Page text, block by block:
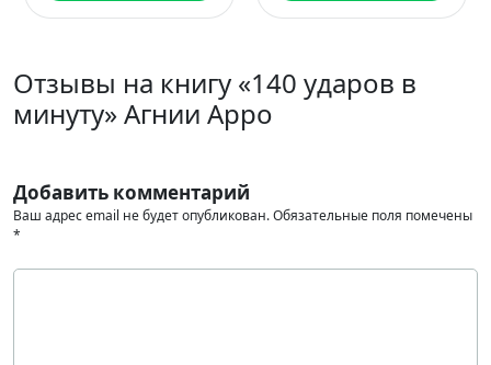
Отзывы на книгу «140 ударов в
минуту» Агнии Арро
Добавить комментарий
Ваш адрес email не будет опубликован.Обязательные поля помечены
*